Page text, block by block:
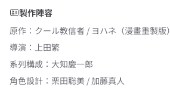
製作陣容
原作 ： クール教信者 / ヨハネ（漫畫重製版）
導演 ： 上田繁
系列構成 ： 大知慶一郎
角色設計 ： 栗田聡美 / 加藤真人